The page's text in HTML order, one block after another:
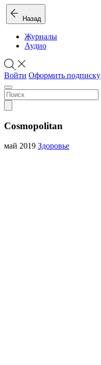
Назад
Журналы
Аудио
Войти Оформить подписку
Cosmopolitan
май 2019 Здоровье